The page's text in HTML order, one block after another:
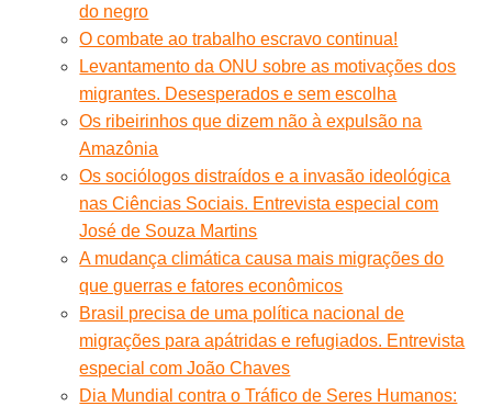
do negro
O combate ao trabalho escravo continua!
Levantamento da ONU sobre as motivações dos
migrantes. Desesperados e sem escolha
Os ribeirinhos que dizem não à expulsão na
Amazônia
Os sociólogos distraídos e a invasão ideológica
nas Ciências Sociais. Entrevista especial com
José de Souza Martins
A mudança climática causa mais migrações do
que guerras e fatores econômicos
Brasil precisa de uma política nacional de
migrações para apátridas e refugiados. Entrevista
especial com João Chaves
Dia Mundial contra o Tráfico de Seres Humanos: